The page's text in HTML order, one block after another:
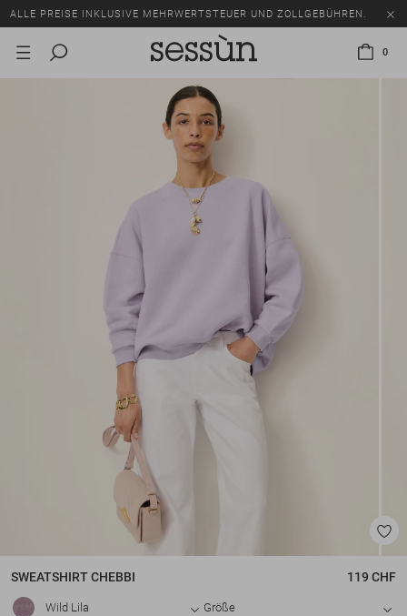
ALLE PREISE INKLUSIVE MEHRWERTSTEUER UND ZOLLGEBÜHREN.
SALE: BIS ZU -50% AUF EINE AUSWAHL AN ARTIKELN.
0
SWEATSHIRTCHEBBI 119 CHF
Wild Lila Größe